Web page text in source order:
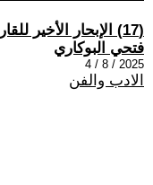
(17) الإبحار الأخير للقارب -الدولفين-
فتحي البوكاري
2025 / 8 / 4
الادب والفن